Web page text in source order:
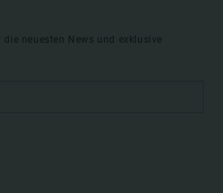
neuesten News und exklusive